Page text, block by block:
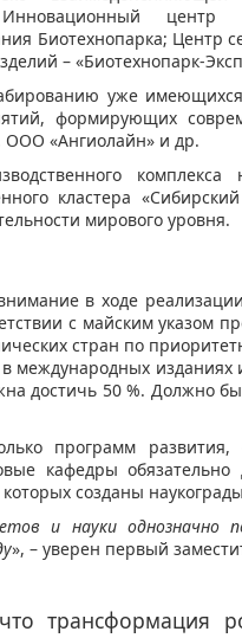
центр
Биотехнопарка; Центр
– «Биотехнопарк-
уже
формирующих
«Ангиолайн» и др.
комплекса
кластера
мирового уровня.
в ходе
с майским указом
стран по
международных
достичь 50 %. Должно
программ развития,
кафедры
которых созданы
и науки однозначно
», – уверен первый
трансформация